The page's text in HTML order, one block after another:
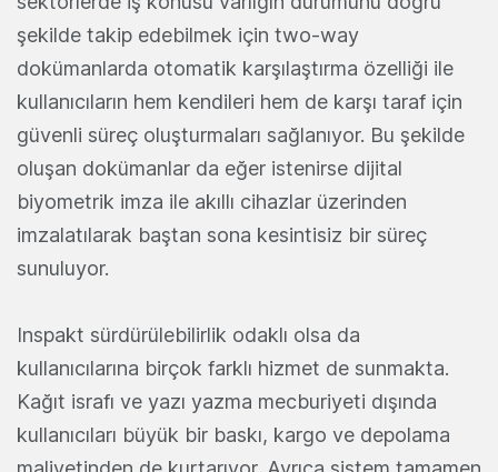
şekilde takip edebilmek için two-way
dokümanlarda otomatik karşılaştırma özelliği ile
kullanıcıların hem kendileri hem de karşı taraf için
güvenli süreç oluşturmaları sağlanıyor. Bu şekilde
oluşan dokümanlar da eğer istenirse dijital
biyometrik imza ile akıllı cihazlar üzerinden
imzalatılarak baştan sona kesintisiz bir süreç
sunuluyor.
Inspakt sürdürülebilirlik odaklı olsa da
kullanıcılarına birçok farklı hizmet de sunmakta.
Kağıt israfı ve yazı yazma mecburiyeti dışında
kullanıcıları büyük bir baskı, kargo ve depolama